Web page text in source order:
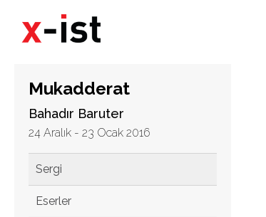
Mukadderat
Bahadır Baruter
24 Aralık - 23 Ocak 2016
Sergi
Eserler